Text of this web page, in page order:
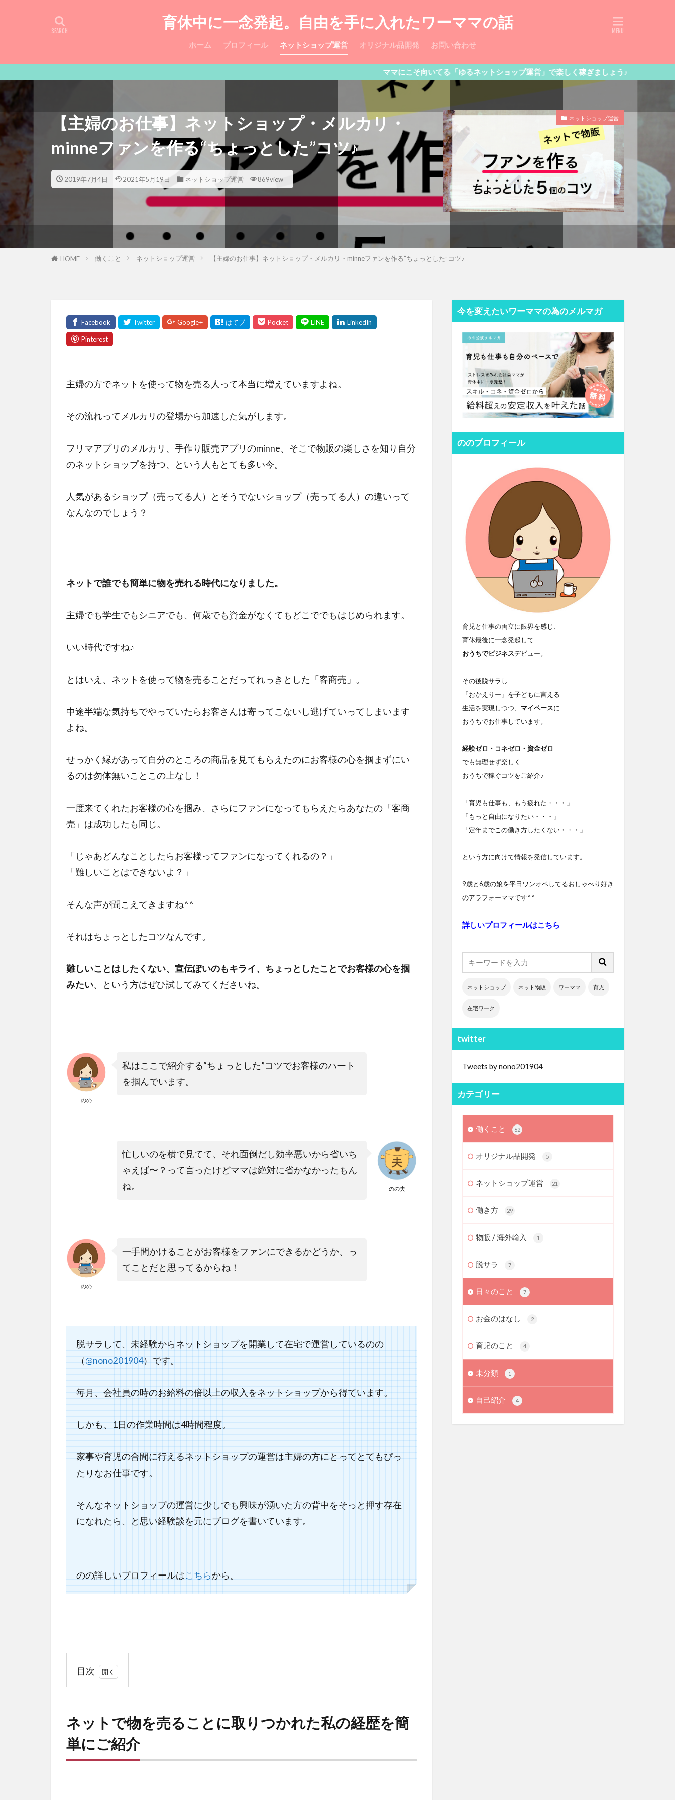
育休中に一念発起。自由を手に入れたワーママの話
ホーム プロフィール ネットショップ運営 オリジナル品開発 お問い合わせ
ママにこそ向いてる「ゆるネットショップ運営」で楽しく稼ぎましょう♪
【主婦のお仕事】ネットショップ・メルカリ・
minneファンを作る“ちょっとした”コツ♪
2019年7月4日 2021年5月19日 ネットショップ運営 869view
ネットショップ運営
HOME 働くこと ネットショップ運営 【主婦のお仕事】ネットショップ・メルカリ・minneファンを作る“ちょっとした”コツ♪
主婦の方でネットを使って物を売る人って本当に増えていますよね。
その流れってメルカリの登場から加速した気がします。
フリマアプリのメルカリ、手作り販売アプリのminne、そこで物販の楽しさを知り自分
のネットショップを持つ、という人もとても多い今。
人気があるショップ（売ってる人）とそうでないショップ（売ってる人）の違いって
なんなのでしょう？
ネットで誰でも簡単に物を売れる時代になりました。
主婦でも学生でもシニアでも、何歳でも資金がなくてもどこででもはじめられます。
いい時代ですね♪
とはいえ、ネットを使って物を売ることだってれっきとした「客商売」。
中途半端な気持ちでやっていたらお客さんは寄ってこないし逃げていってしまいます
よね。
せっかく縁があって自分のところの商品を見てもらえたのにお客様の心を掴まずにい
るのは勿体無いことこの上なし！
一度来てくれたお客様の心を掴み、さらにファンになってもらえたらあなたの「客商
売」は成功したも同じ。
「じゃあどんなことしたらお客様ってファンになってくれるの？」
「難しいことはできないよ？」
そんな声が聞こえてきますね^^
それはちょっとしたコツなんです。
難しいことはしたくない、宣伝ぽいのもキライ、ちょっとしたことでお客様の心を掴
みたい、という方はぜひ試してみてくださいね。
のの
私はここで紹介する“ちょっとした”コツでお客様のハート
を掴んでいます。
のの夫
忙しいのを横で見てて、それ面倒だし効率悪いから省いち
ゃえば〜？って言ったけどママは絶対に省かなかったもん
ね。
のの
一手間かけることがお客様をファンにできるかどうか、っ
てことだと思ってるからね！
脱サラして、未経験からネットショップを開業して在宅で運営しているのの
（@nono201904）です。
毎月、会社員の時のお給料の倍以上の収入をネットショップから得ています。
しかも、1日の作業時間は4時間程度。
家事や育児の合間に行えるネットショップの運営は主婦の方にとってとてもぴっ
たりなお仕事です。
そんなネットショップの運営に少しでも興味が湧いた方の背中をそっと押す存在
になれたら、と思い経験談を元にブログを書いています。
のの詳しいプロフィールはこちらから。
目次
ト
物
を
ネットで物を売ることに取りつかれた私の経歴を簡
単にご紹介
今を変えたいワーママの為のメルマガ
ののプロフィール
育児と仕事の両立に限界を感じ、
育休最後に一念発起して
おうちでビジネスデビュー。
その後脱サラし
「おかえりー」を子どもに言える
生活を実現しつつ、 マイペースに
おうちでお仕事しています。
経験ゼロ・コネゼロ・資金ゼロ
でも無理せず楽しく
おうちで稼ぐコツをご紹介♪
「育児も仕事も、もう疲れた・・・」
「もっと自由になりたい・・・」
「定年までこの働き方したくない・・・」
という方に向けて情報を発信しています。
9歳と6歳の娘を平日ワンオペしてるおしゃべり好き
のアラフォーママです^^
詳しいプロフィールはこちら
ネットショップ ネット物販 ワーママ 育児
在宅ワーク
twitter
Tweets by nono201904
カテゴリー
働くこと 62
オリジナル品開発 5
ネットショップ運営 21
働き方 29
物販 / 海外輸入 1
脱サラ 7
日々のこと 7
お金のはなし 2
育児のこと 4
未分類 1
自己紹介 4